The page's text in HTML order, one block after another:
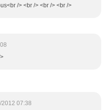
/> <br /> <br /> <br />
2012 07:38